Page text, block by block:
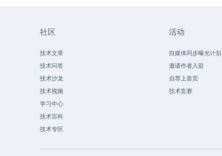
社区
技术文章
技术问答
技术沙龙
技术视频
学习中心
技术百科
技术专区
活动
自媒体同步曝光计划
邀请作者入驻
自荐上首页
技术竞赛